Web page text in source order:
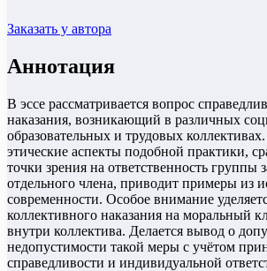
Заказать у автора
Аннотация
В эссе рассматривается вопрос
наказания, возникающий в различных
образовательных и трудовых
этические аспекты подобной практики,
точки зрения на ответственность группы
отдельного члена, приводит примеры из
современности. Особое внимание
коллективного наказания на моральный
внутри коллектива. Делается вывод о
недопустимости такой меры с учётом
справедливости и индивидуальной